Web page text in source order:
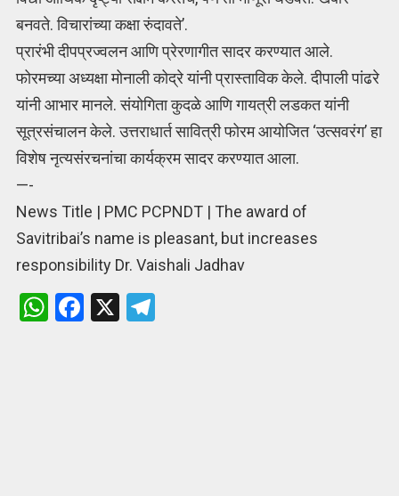
बनवते. विचारांच्या कक्षा रुंदावते’.
प्रारंभी दीपप्रज्वलन आणि प्रेरणागीत सादर करण्यात आले.
फोरमच्या अध्यक्षा मोनाली कोद्रे यांनी प्रास्ताविक केले. दीपाली पांढरे
यांनी आभार मानले. संयोगिता कुदळे आणि गायत्री लडकत यांनी
सूत्रसंचालन केले. उत्तराधार्त सावित्री फोरम आयोजित ‘उत्सवरंग’ हा
विशेष नृत्यसंरचनांचा कार्यक्रम सादर करण्यात आला.
—-
News Title | PMC PCPNDT | The award of
Savitribai’s name is pleasant, but increases
responsibility Dr. Vaishali Jadhav
W F X T